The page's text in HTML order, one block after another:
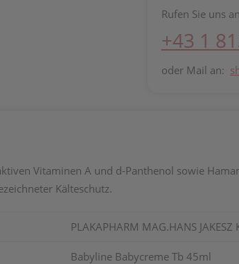
Rufen Sie uns
+43 1
oder Mail an:
Vitaminen A und d-Panthenol sowie
Kälteschutz.
PLAKAPHARM MAG.HANS JAKESZ
Babyline Babycreme Tb 45ml